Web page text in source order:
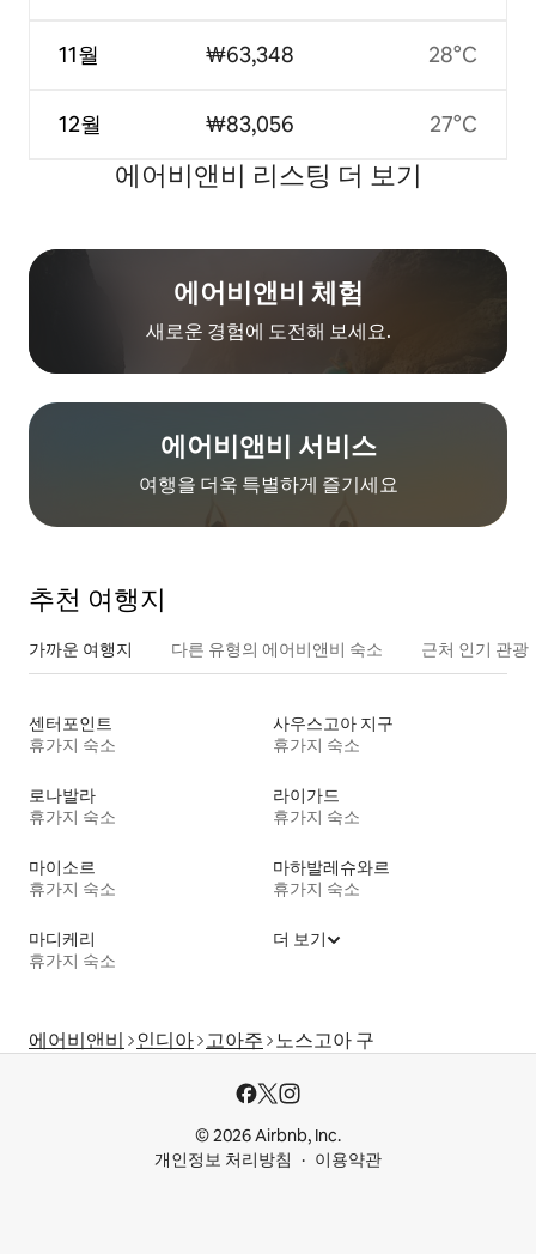
11월
12월
₩63,348
₩83,056
28°C
27°C
에어비앤비 리스팅 더 보기
에어비앤비 체험
새로운 경험에 도전해 보세요.
에어비앤비 서비스
여행을 더욱 특별하게 즐기세요
추천 여행지
가까운 여행지 다른 유형의 에어비앤비 숙소 근처 인기 관광
센터포인트
휴가지 숙소
사우스고아 지구
휴가지 숙소
로나발라
휴가지 숙소
라이가드
휴가지 숙소
마이소르
휴가지 숙소
마하발레슈와르
휴가지 숙소
마디케리
휴가지 숙소
더 보기
에어비앤비 인디아 고아주 노스고아 구
© 2026 Airbnb, Inc.
개인정보 처리방침
이용약관